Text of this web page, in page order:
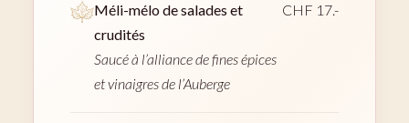
Méli-mélo de salades et
crudités
Saucé à l’alliance de fines épices
et vinaigres de l’Auberge
CHF 17.-